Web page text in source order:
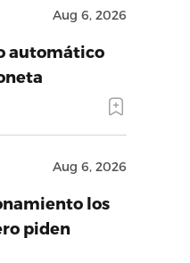
Aug 6, 2026
automático
Aug 6, 2026
los
piden